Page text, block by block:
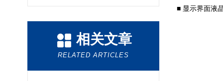
相关文章
RELATED ARTICLES
■ 显示界面液